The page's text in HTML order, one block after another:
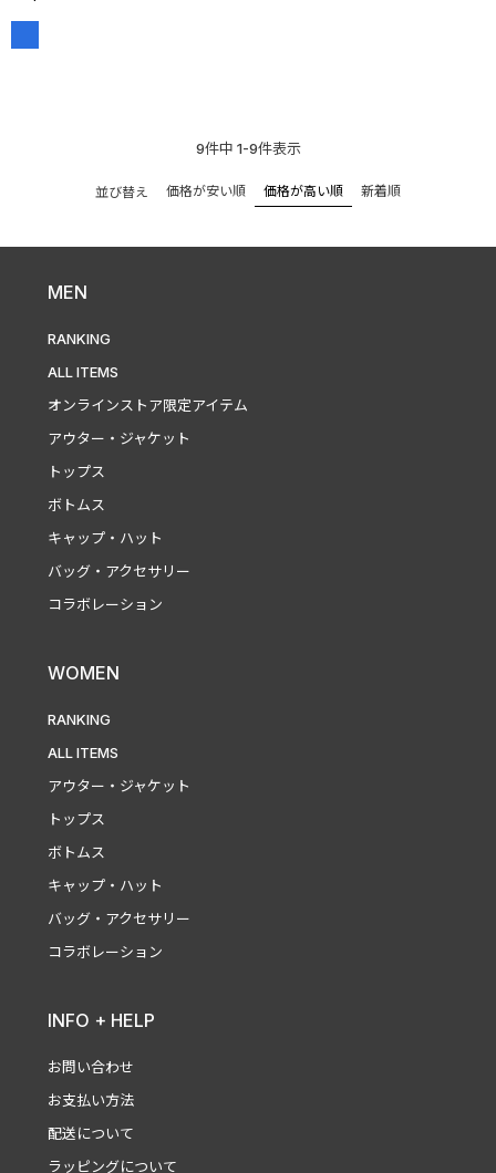
並び替え 価格が安い順 価格が高い順 新着順
9件中 1-9件表示
MEN
RANKING
ALL ITEMS
オンラインストア限定アイテム
アウター・ジャケット
トップス
ボトムス
キャップ・ハット
バッグ・アクセサリー
コラボレーション
WOMEN
RANKING
ALL ITEMS
アウター・ジャケット
トップス
ボトムス
キャップ・ハット
バッグ・アクセサリー
コラボレーション
INFO + HELP
お問い合わせ
お支払い方法
配送について
ラッピングについて